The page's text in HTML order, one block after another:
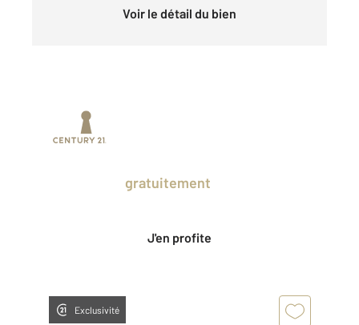
Voir le détail du bien
gratuitement
J'en profite
Exclusivité